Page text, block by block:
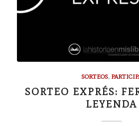
SORTEOS,
SORTEO EXPRÉS:
LEYENDA